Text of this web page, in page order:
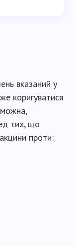
вказаний у
коригуватися
можна,
тих, що
проти: